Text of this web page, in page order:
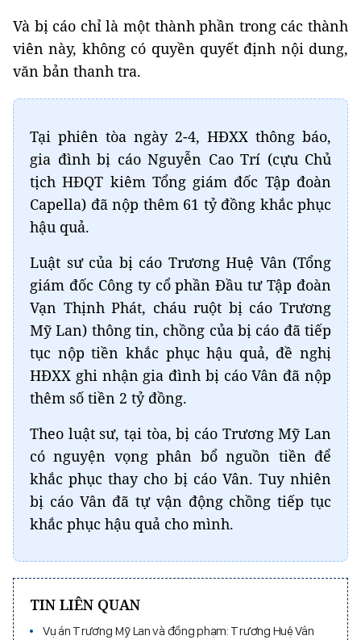
Và bị cáo chỉ là một thành phần trong các thành
viên này, không có quyền quyết định nội dung,
văn bản thanh tra.
Tại phiên tòa ngày 2-4, HĐXX thông báo,
gia đình bị cáo Nguyễn Cao Trí (cựu Chủ
tịch HĐQT kiêm Tổng giám đốc Tập đoàn
Capella) đã nộp thêm 61 tỷ đồng khắc phục
hậu quả.
Luật sư của bị cáo Trương Huệ Vân (Tổng
giám đốc Công ty cổ phần Đầu tư Tập đoàn
Vạn Thịnh Phát, cháu ruột bị cáo Trương
Mỹ Lan) thông tin, chồng của bị cáo đã tiếp
tục nộp tiền khắc phục hậu quả, đề nghị
HĐXX ghi nhận gia đình bị cáo Vân đã nộp
thêm số tiền 2 tỷ đồng.
Theo luật sư, tại tòa, bị cáo Trương Mỹ Lan
có nguyện vọng phân bổ nguồn tiền để
khắc phục thay cho bị cáo Vân. Tuy nhiên
bị cáo Vân đã tự vận động chồng tiếp tục
khắc phục hậu quả cho mình.
TIN LIÊN QUAN
Vụ án Trương Mỹ Lan và đồng phạm: Trương Huệ Vân